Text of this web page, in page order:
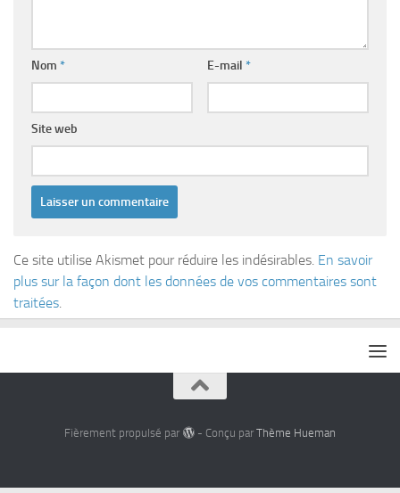
Nom * E-mail *
Site web
Ce site utilise Akismet pour réduire les indésirables. En savoir
plus sur la façon dont les données de vos commentaires sont
traitées.
Fièrement propulsé par - Conçu par Thème Hueman